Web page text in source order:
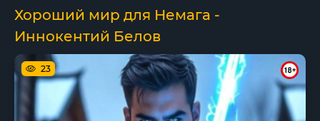
Хороший мир для Немага -
Иннокентий Белов
23